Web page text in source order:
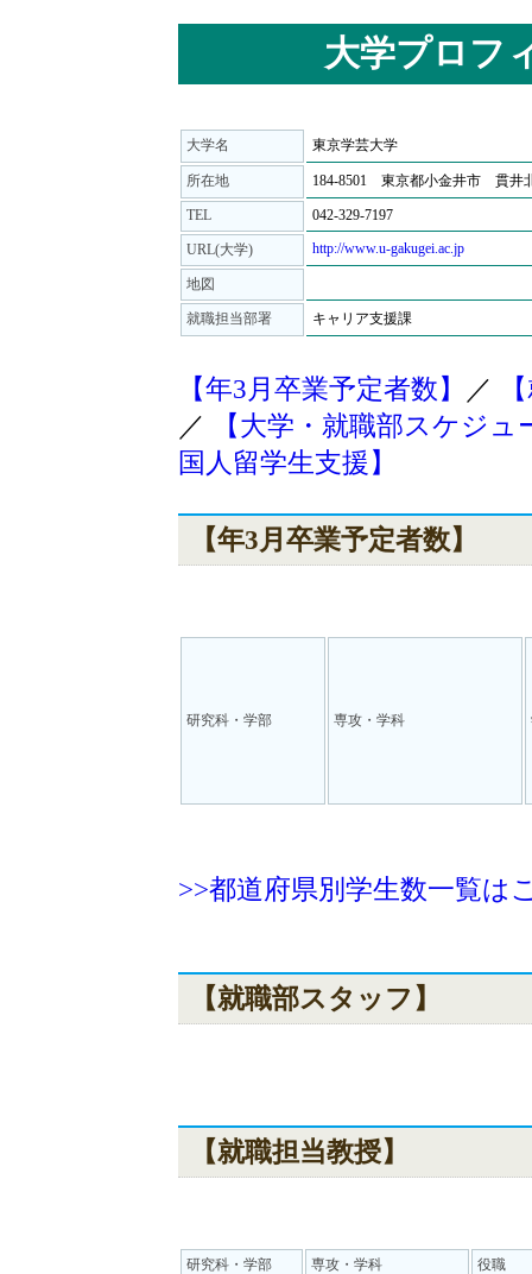
大学プロフ
大学名 東京学芸大学
所在地 184-8501 東京都小金井市 貫井
TEL 042-329-7197
URL(大学) http://www.u-gakugei.ac.jp
地図
就職担当部署 キャリア支援課
【年3月卒業予定者数】 ／
／
【大学・就職部スケジュ
国人留学生支援】
【年3月卒業予定者数】
研究科・学部 専攻・学科
>>都道府県別学生数一覧は
【就職部スタッフ】
【就職担当教授】
研究科・学部 専攻・学科 役職